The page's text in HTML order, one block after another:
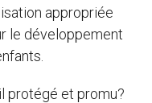
appropriée
le développement
protégé et promu?